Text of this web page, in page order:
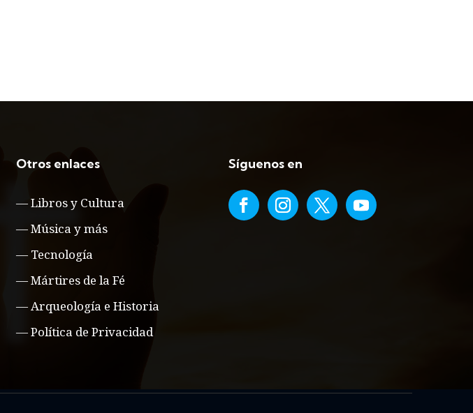
Otros enlaces
—Libros y Cultura
—Música y más
— Tecnología
—Mártires de la Fé
—Arqueología e Historia
—Política de Privacidad
Síguenos en